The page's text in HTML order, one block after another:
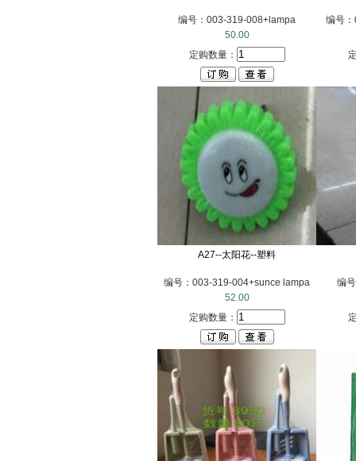
编号：003-319-008+lampa
50.00
定购数量：
编号
A27--太阳花--塑料
编号：003-319-004+sunce lampa
52.00
定购数量：
编